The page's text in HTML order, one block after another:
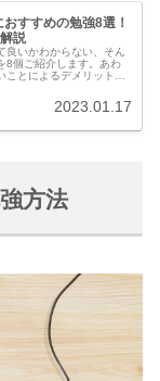
すすめの勉強8選！
説
良いかわからない、そん
8個ご紹介します。あわ
ことによるデメリット、
2023.01.17
方法